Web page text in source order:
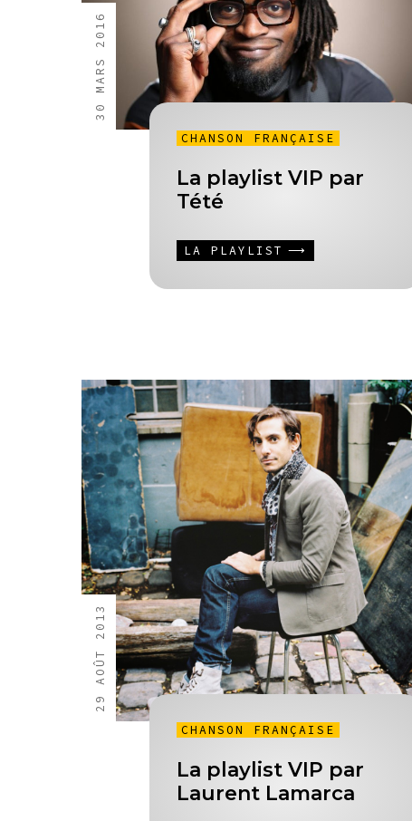
30 MARS 2016
CHANSON FRANÇAISE
La playlist VIP par
Tété
LA PLAYLIST
29 AOÛT 2013
CHANSON FRANÇAISE
La playlist VIP par
Laurent Lamarca